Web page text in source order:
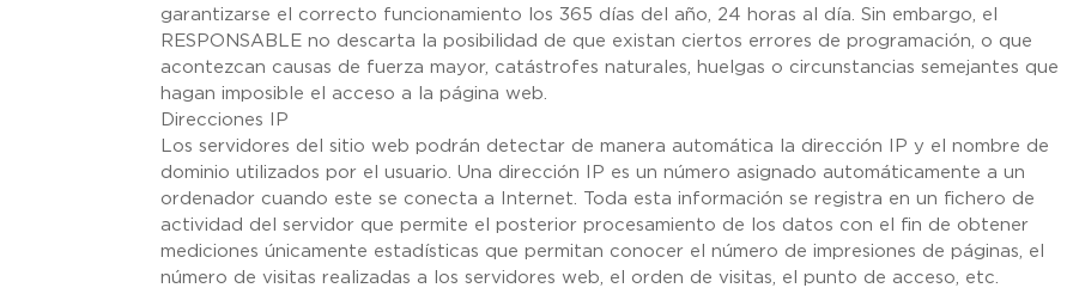
garantizarse el correcto funcionamiento los 365 días del año, 24 horas al día. Sin embargo, el
RESPONSABLE no descarta la posibilidad de que existan ciertos errores de programación, o que
acontezcan causas de fuerza mayor, catástrofes naturales, huelgas o circunstancias semejantes que
hagan imposible el acceso a la página web.
Direcciones IP
Los servidores del sitio web podrán detectar de manera automática la dirección IP y el nombre de
dominio utilizados por el usuario. Una dirección IP es un número asignado automáticamente a un
ordenador cuando este se conecta a Internet. Toda esta información se registra en un fichero de
actividad del servidor que permite el posterior procesamiento de los datos con el fin de obtener
mediciones únicamente estadísticas que permitan conocer el número de impresiones de páginas, el
número de visitas realizadas a los servidores web, el orden de visitas, el punto de acceso, etc.